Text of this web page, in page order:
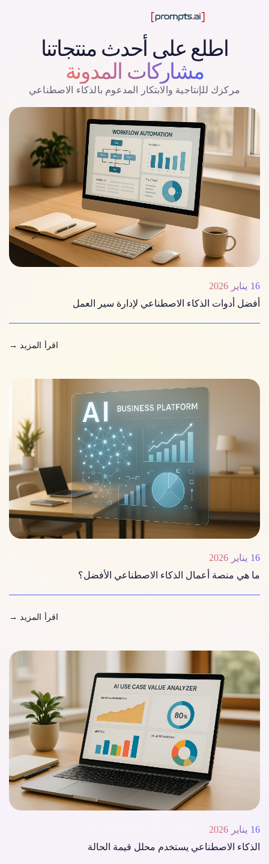
اطلع على أحدث منتجاتنا
مشاركات المدونة
مركزك للإنتاجية والابتكار المدعوم بالذكاء الاصطناعي
16 يناير 2026
أفضل أدوات الذكاء الاصطناعي لإدارة سير العمل
اقرأ المزيد →
16 يناير 2026
ما هي منصة أعمال الذكاء الاصطناعي الأفضل؟
اقرأ المزيد →
16 يناير 2026
الذكاء الاصطناعي يستخدم محلل قيمة الحالة